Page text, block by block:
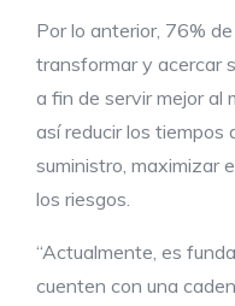
Por lo anterior, 76%
transformar y acercar
a fin de servir mejor al
así reducir los tiempos
suministro, maximizar
los riesgos.
“Actualmente, es
cuenten con una